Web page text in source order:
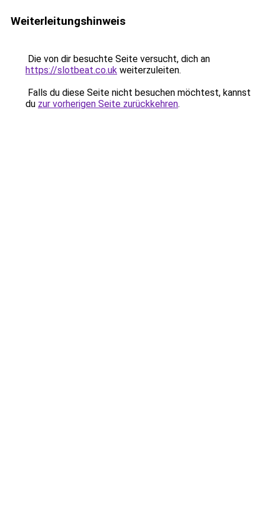
Weiterleitungshinweis
Die von dir besuchte Seite versucht, dich an
https://slotbeat.co.uk weiterzuleiten.
Falls du diese Seite nicht besuchen möchtest, kannst
du zur vorherigen Seite zurückkehren.